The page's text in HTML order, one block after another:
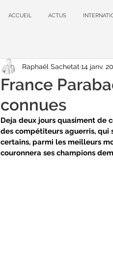
ACCUEIL ACTUS
France
connues
Raphaël Sachetat 14 janv.
Deja deux jours quasiment de
des compétiteurs aguerris,
certains, parmi les meilleurs
couronnera ses champions